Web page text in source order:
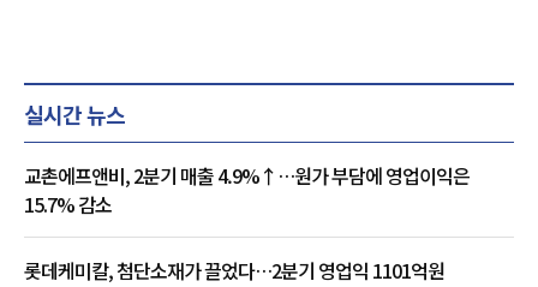
실시간 뉴스
교촌에프앤비, 2분기 매출 4.9%↑…원가 부담에 영업이익은
15.7% 감소
롯데케미칼, 첨단소재가 끌었다…2분기 영업익 1101억원